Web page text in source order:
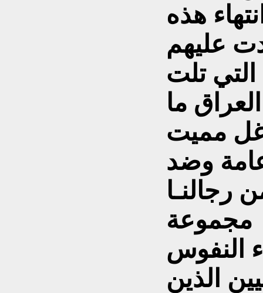
هذه
عليهم
تلت
ما
مميت
وضد
رجالنـا
مجموعة
النفوس
الذين